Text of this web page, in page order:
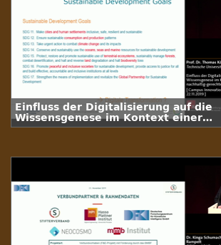
Einfluss der Digitalisierung auf die
Wissensgenese im Kontext einer
nachhaltig-gerechten Entwicklung